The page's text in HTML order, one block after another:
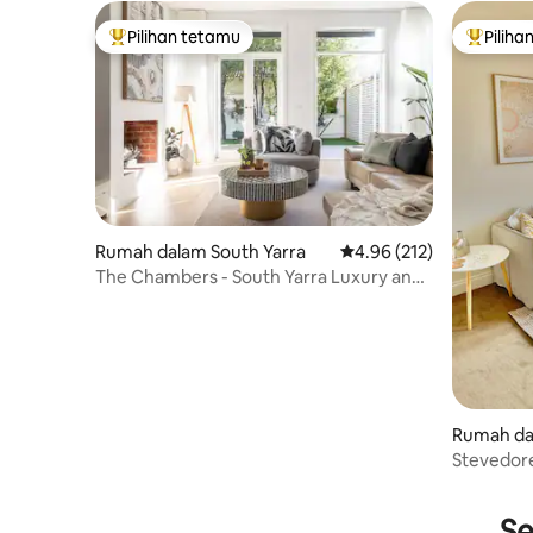
Pilihan utama tetamu
Pilihan tetamu
Rumah dalam South Yarra Penarafan purata 4.96
4.96 (212)
The Chambers - South Yarra Luxury and
Pilihan
Rumah